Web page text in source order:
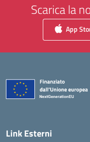
Scarica la
App
Link Esterni